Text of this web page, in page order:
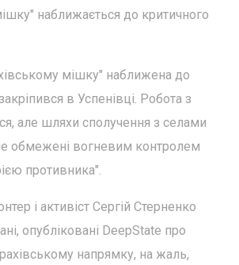
наближається до критичного
мішку" наближена до
в Успенівці. Робота з
але шляхи сполучення з селами
обмежені вогневим контролем
противника".
і активіст Сергій Стерненко
опубліковані DeepState про
напрямку, на жаль,